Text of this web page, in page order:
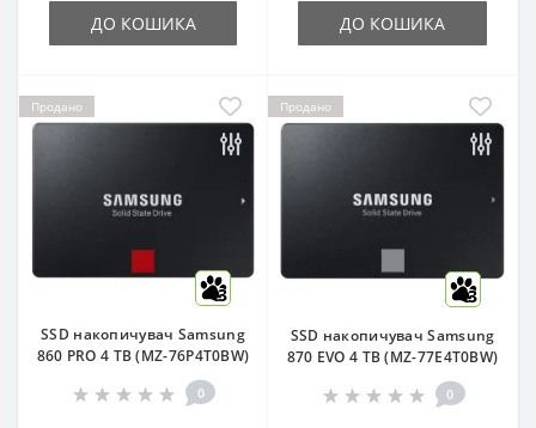
ДО КОШИКА ДО КОШИКА
Продано
3
SSD накопичувач Samsung
860 PRO 4 TB (MZ-76P4T0BW)
0
Продано
3
SSD накопичувач Samsung
870 EVO 4 TB (MZ-77E4T0BW)
0